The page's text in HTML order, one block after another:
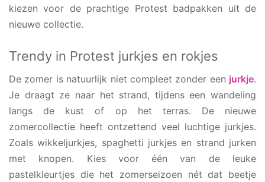
kiezen voor de prachtige Protest badpakken uit de
nieuwe collectie.
Trendy in Protest jurkjes en rokjes
De zomer is natuurlijk niet compleet zonder een jurkje.
Je draagt ze naar het strand, tijdens een wandeling
langs de kust of op het terras. De nieuwe
zomercollectie heeft ontzettend veel luchtige jurkjes.
Zoals wikkeljurkjes, spaghetti jurkjes en strand jurken
met knopen. Kies voor één van de leuke
pastelkleurtjes die het zomerseizoen nét dat beetje